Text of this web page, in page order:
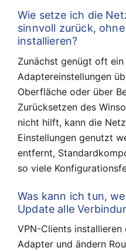
Wie setze ich die
sinnvoll zurück,
installieren?
Zunächst genügt oft
Adaptereinstellungen
Oberfläche oder über
Zurücksetzen des
nicht hilft, kann die
Einstellungen genutzt
entfernt,
so viele
Was kann ich tun,
Update alle
VPN-Clients
Adapter und ändern